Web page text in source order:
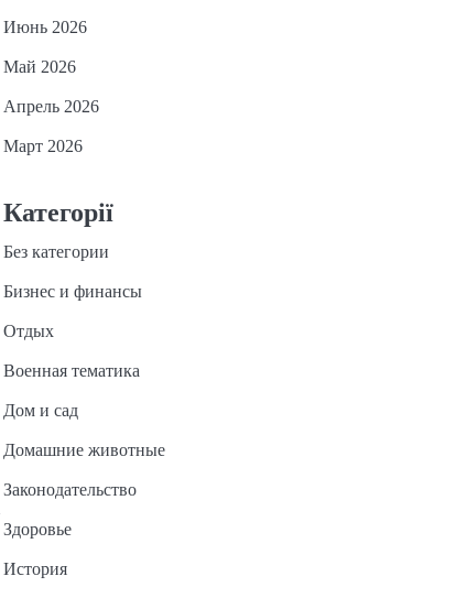
Июнь 2026
Май 2026
Апрель 2026
Март 2026
Категорії
Без категории
Бизнес и финансы
Отдых
Военная тематика
Дом и сад
Домашние животные
Законодательство
Здоровье
История